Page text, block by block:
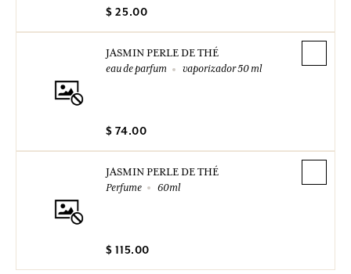
$ 25.00
JASMIN PERLE DE THÉ
eau de parfum
vaporizador 50 ml
$ 74.00
JASMIN PERLE DE THÉ
Perfume
60ml
$ 115.00